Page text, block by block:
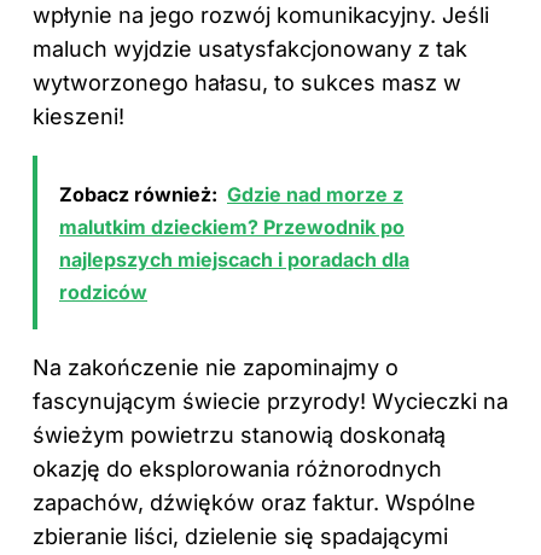
wpłynie na jego rozwój komunikacyjny. Jeśli
maluch wyjdzie usatysfakcjonowany z tak
wytworzonego hałasu, to sukces masz w
kieszeni!
Zobacz również: Gdzie nad morze z
malutkim dzieckiem? Przewodnik po
najlepszych miejscach i poradach dla
rodziców
Na zakończenie nie zapominajmy o
fascynującym świecie przyrody! Wycieczki na
świeżym powietrzu stanowią doskonałą
okazję do eksplorowania różnorodnych
zapachów, dźwięków oraz faktur. Wspólne
zbieranie liści, dzielenie się spadającymi